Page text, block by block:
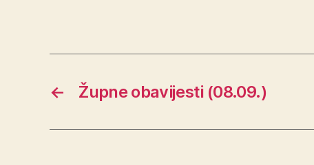
← Župne obavijesti (08.09.)